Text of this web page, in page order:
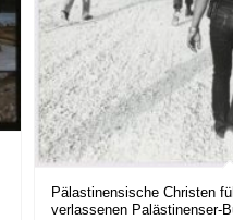
Pälastinensische Christen
verlassenen Palästinenser-